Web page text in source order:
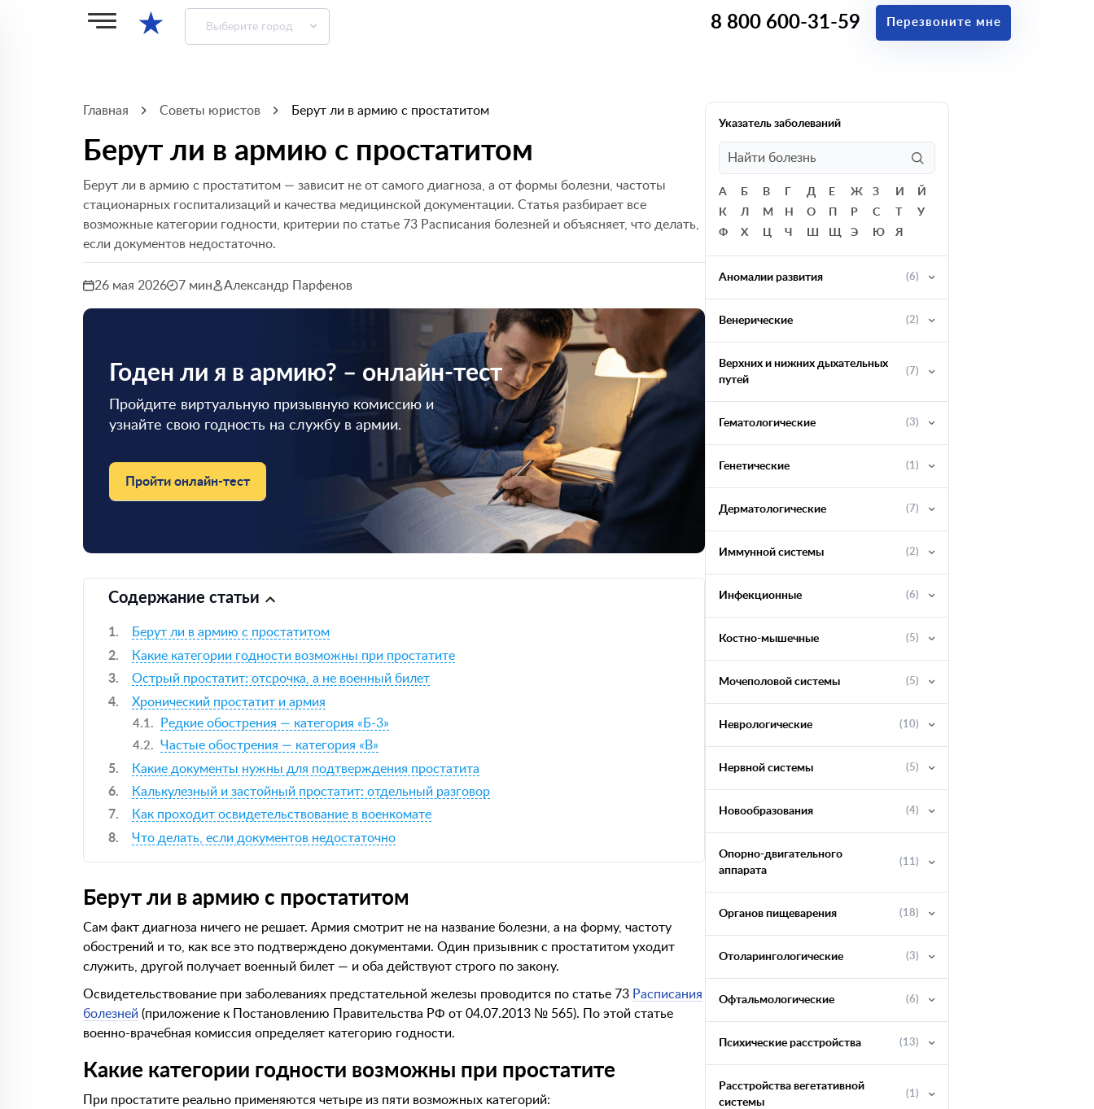
★ Выберите город 8 800 600-31-59 Перезвоните мне
Главная Советы юристов Берут ли в армию с простатитом
Берут ли в армию с простатитом
Берут ли в армию с простатитом — зависит не от самого диагноза, а от формы болезни, частоты
стационарных госпитализаций и качества медицинской документации. Статья разбирает все
возможные категории годности, критерии по статье 73 Расписания болезней и объясняет, что делать,
если документов недостаточно.
26 мая 2026 7 мин Александр Парфенов
Годен ли я в армию? – онлайн-тест
Пройдите виртуальную призывную комиссию и
узнайте свою годность на службу в армии.
Пройти онлайн-тест
Содержание статьи
Берут ли в армию с простатитом
Какие категории годности возможны при простатите
Острый простатит: отсрочка, а не военный билет
Хронический простатит и армия
Редкие обострения — категория «Б-3»
Частые обострения — категория «В»
Какие документы нужны для подтверждения простатита
Калькулезный и застойный простатит: отдельный разговор
Как проходит освидетельствование в военкомате
Что делать, если документов недостаточно
Берут ли в армию с простатитом
Сам факт диагноза ничего не решает. Армия смотрит не на название болезни, а на форму, частоту
обострений и то, как все это подтверждено документами. Один призывник с простатитом уходит
служить, другой получает военный билет — и оба действуют строго по закону.
Освидетельствование при заболеваниях предстательной железы проводится по статье 73 Расписания
болезней (приложение к Постановлению Правительства РФ от 04.07.2013 № 565). По этой статье
военно-врачебная комиссия определяет категорию годности.
Какие категории годности возможны при простатите
При простатите реально применяются четыре из пяти возможных категорий:
Указатель заболеваний
А Б В Д Е Ж З И
Й
К
Л М Н О Р С
У
Ф
Х Ц Ч Ш Щ Э Ю Я
Аномалии развития (6)
Венерические (2)
Верхних и нижних дыхательных
путей
(7)
Гематологические (3)
Генетические (1)
Дерматологические (7)
Иммунной системы (2)
Инфекционные (6)
Костно-мышечные (5)
Мочеполовой системы (5)
Неврологические (10)
Нервной системы (5)
Новообразования (4)
Опорно-двигательного
аппарата
(11)
Органов пищеварения (18)
Отоларингологические (3)
Офтальмологические (6)
Психические расстройства (13)
Расстройства вегетативной
системы
(1)